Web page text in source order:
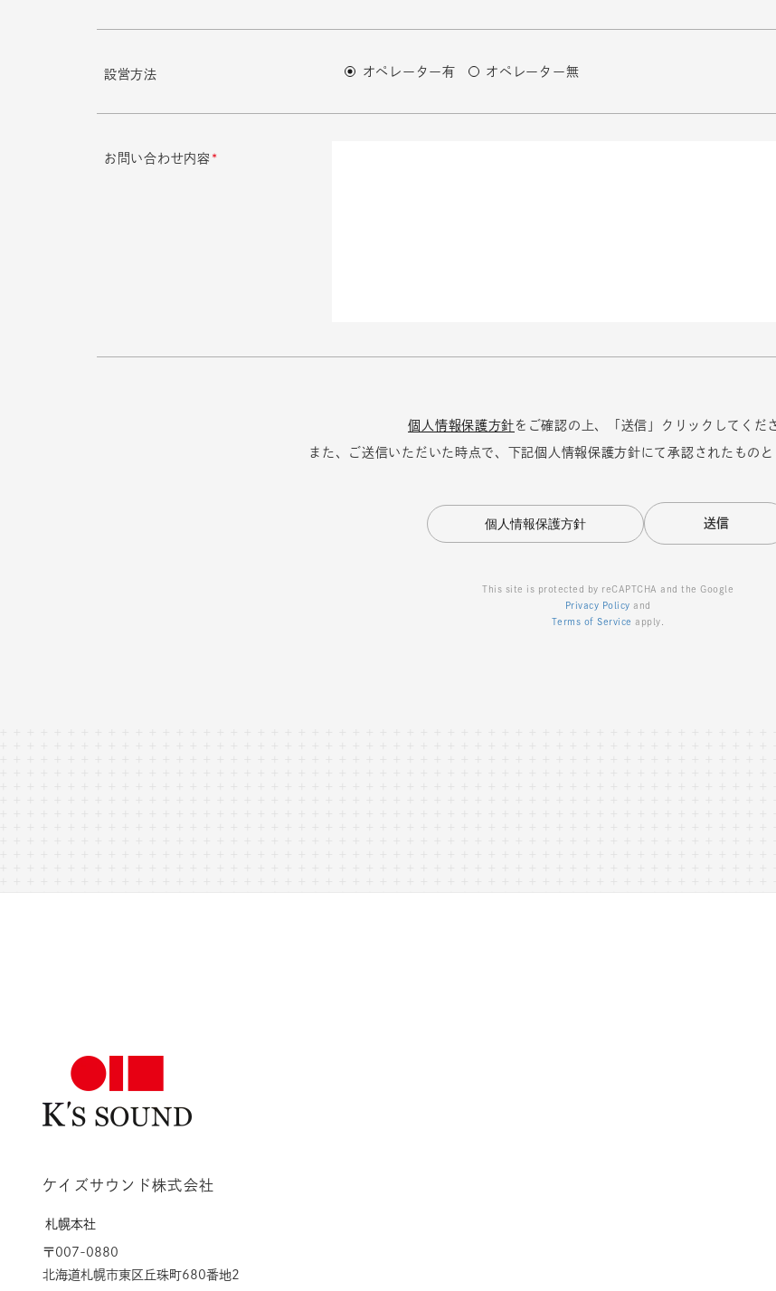
設営方法 オペレーター有 オペレーター無
お問い合わせ内容 *
個人情報保護方針 をご確認の上、 「送信」クリックしてくだ
また、ご送信いただいた時点で、 下記個人情報保護方針にて承認されたものと
個人情報保護方針
This site is protected by reCAPTCHA and the Google
Privacy Policy and
Terms of Service apply.
ケイズサウンド株式会社
札幌本社
〒007-0880
北海道札幌市東区丘珠町680番地2